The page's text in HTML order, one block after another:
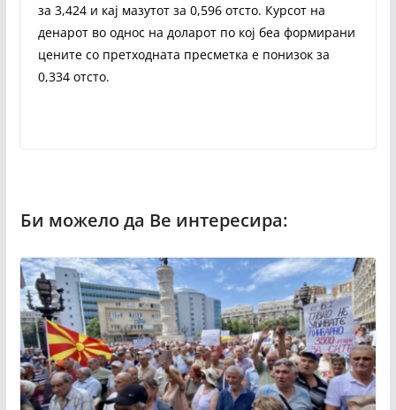
за 3,424 и кај мазутот за 0,596 отсто. Курсот на
денарот во однос на доларот по кој беа формирани
цените со претходната пресметка е понизок за
0,334 отсто.